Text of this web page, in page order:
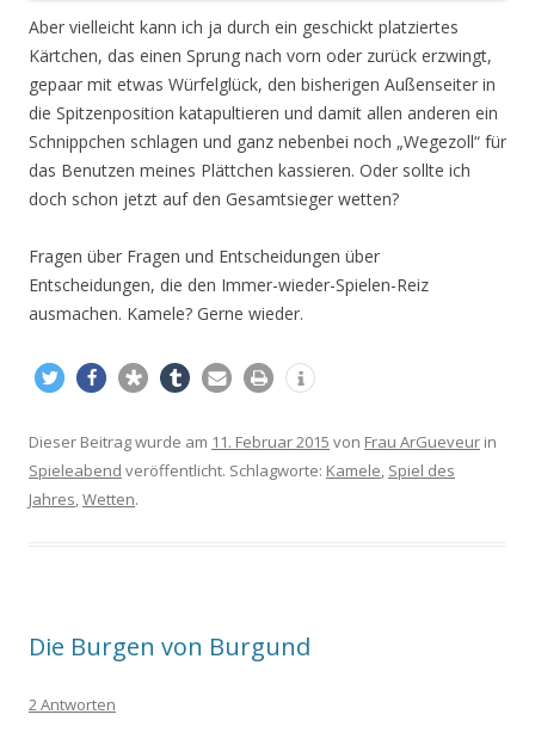
Aber vielleicht kann ich ja durch ein geschickt platziertes
Kärtchen, das einen Sprung nach vorn oder zurück erzwingt,
gepaar mit etwas Würfelglück, den bisherigen Außenseiter in
die Spitzenposition katapultieren und damit allen anderen ein
Schnippchen schlagen und ganz nebenbei noch „Wegezoll“ für
das Benutzen meines Plättchen kassieren. Oder sollte ich
doch schon jetzt auf den Gesamtsieger wetten?
Fragen über Fragen und Entscheidungen über
Entscheidungen, die den Immer-wieder-Spielen-Reiz
ausmachen. Kamele? Gerne wieder.
Dieser Beitrag wurde am 11. Februar 2015 von Frau ArGueveur in
Spieleabend veröffentlicht. Schlagworte: Kamele, Spiel des
Jahres,Wetten.
Die Burgen von Burgund
2 Antworten